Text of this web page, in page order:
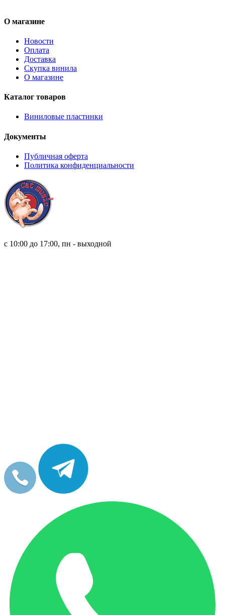
О магазине
Новости
Оплата
Доставка
Скупка винила
О магазине
Каталог товаров
Виниловые пластинки
Документы
Публичная оферта
Политика конфиденциальности
с 10:00 до 17:00, пн - выходной